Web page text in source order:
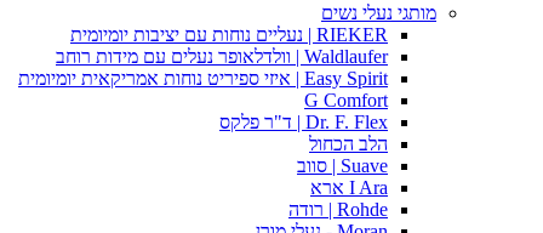
מותגי נעלי נשים
RIEKER | נעליים נוחות עם יציבות יומיומית
Waldlaufer | וולדלאופר נעלים עם מידות רוחב
Easy Spirit | איזי ספיריט נוחות אמריקאית יומיומית
G Comfort
Dr. F. Flex | ד"ר פלקס
הלב הכחול
Suave | סווב
I Ara ארא
Rohde | רודה